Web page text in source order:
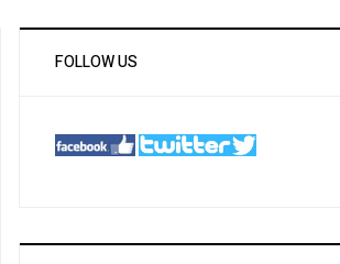
FOLLOW US